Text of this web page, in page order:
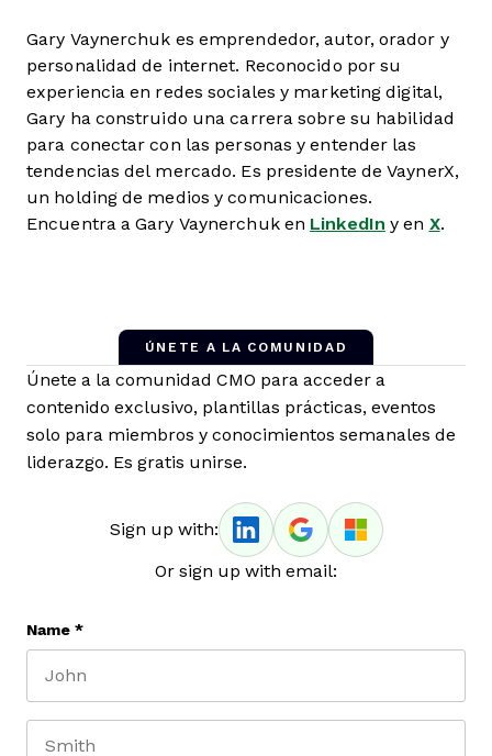
Gary Vaynerchuk es emprendedor, autor, orador y
personalidad de internet. Reconocido por su
experiencia en redes sociales y marketing digital,
Gary ha construido una carrera sobre su habilidad
para conectar con las personas y entender las
tendencias del mercado. Es presidente de VaynerX,
un holding de medios y comunicaciones.
Encuentra a Gary Vaynerchuk en LinkedIn y en X.
ÚNETE A LA COMUNIDAD
Únete a la comunidad CMO para acceder a
contenido exclusivo, plantillas prácticas, eventos
solo para miembros y conocimientos semanales de
liderazgo. Es gratis unirse.
Sign up with:
Or sign up with email:
Name *